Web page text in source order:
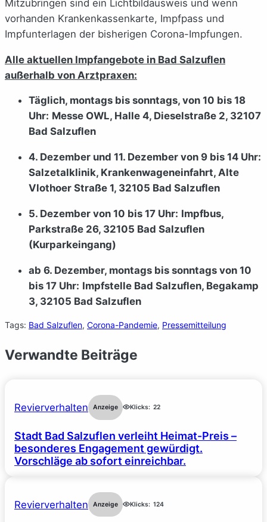
Mitzubringen sind ein Lichtbildausweis und wenn
vorhanden Krankenkassenkarte, Impfpass und
Impfunterlagen der bisherigen Corona-Impfungen.
Alle aktuellen Impfangebote in Bad Salzuflen
außerhalb von Arztpraxen:
Täglich, montags bis sonntags, von 10 bis 18
Uhr: Messe OWL, Halle 4, Dieselstraße 2, 32107
Bad Salzuflen
4. Dezember und 11. Dezember von 9 bis 14 Uhr:
Salzetalklinik, Krankenwageneinfahrt, Alte
Vlothoer Straße 1, 32105 Bad Salzuflen
5. Dezember von 10 bis 17 Uhr: Impfbus,
Parkstraße 26, 32105 Bad Salzuflen
(Kurparkeingang)
ab 6. Dezember, montags bis sonntags von 10
bis 17 Uhr: Impfstelle Bad Salzuflen, Begakamp
3, 32105 Bad Salzuflen
Tags: Bad Salzuflen, Corona-Pandemie, Pressemitteilung
Verwandte Beiträge
Revierverhalten Anzeige Klicks: 22
Stadt Bad Salzuflen verleiht Heimat-Preis –
besonderes Engagement gewürdigt.
Vorschläge ab sofort einreichbar.
Revierverhalten Anzeige Klicks: 124